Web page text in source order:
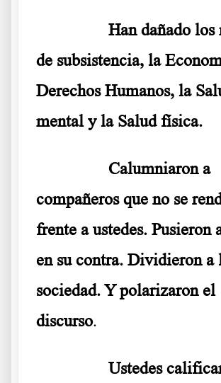
Han dañado los
de subsistencia, la
Derechos Humanos, la
mental y la Salud física.
Calumniaron a
compañeros que no se
frente a ustedes. Pusieron
en su contra. Dividieron a
sociedad. Y polarizaron el
discurso.
Ustedes